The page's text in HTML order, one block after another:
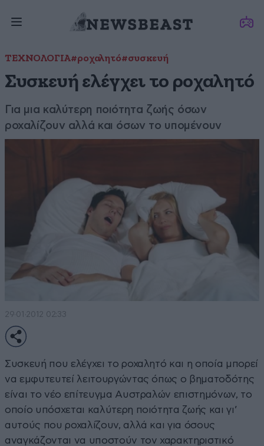
ΤΕΧΝΟΛΟΓΙΑ#ροχαλητό#συσκευή
Συσκευή ελέγχει το ροχαλητό
Για μια καλύτερη ποιότητα ζωής όσων
ροχαλίζουν αλλά και όσων το υπομένουν
29·01·2012 02:33
Συσκευή που ελέγχει το ροχαλητό και η οποία μπορεί
να εμφυτευτεί λειτουργώντας όπως ο βηματοδότης
είναι το νέο επίτευγμα Aυστραλών επιστημόνων, το
οποίο υπόσχεται καλύτερη ποιότητα ζωής και γι’
αυτούς που ροχαλίζουν, αλλά και για όσους
αναγκάζονται να υποστούν τον χαρακτηριστικό